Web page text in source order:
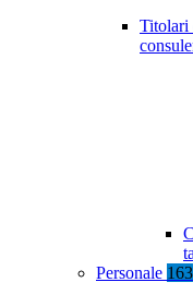
Titolari
Personale 163